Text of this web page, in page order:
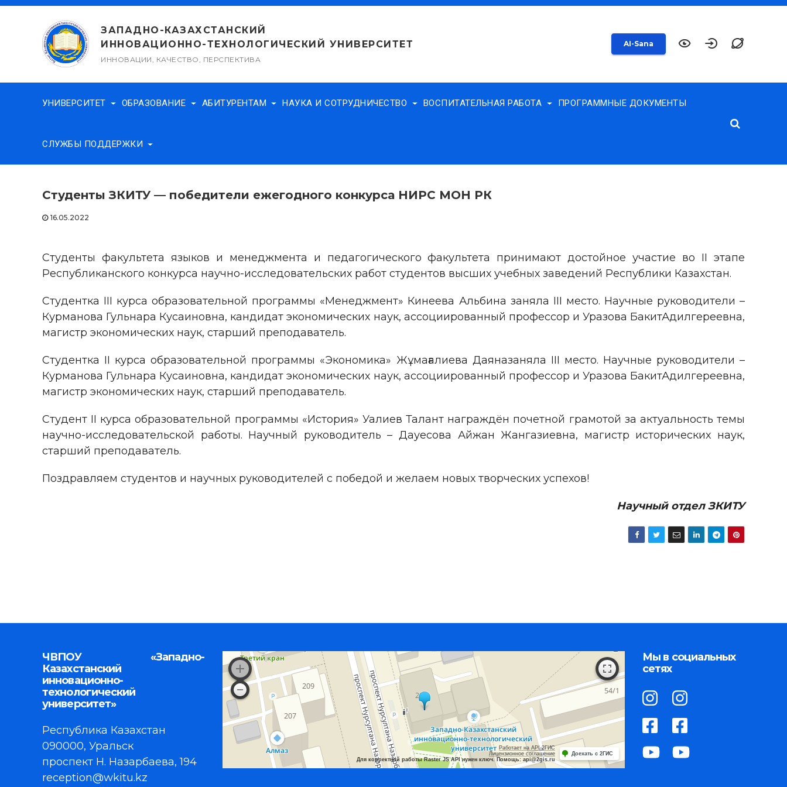
Перейти
содержимому
ЗАПАДНО-КАЗАХСТАНСКИЙ
ИННОВАЦИОННО-ТЕХНОЛОГИЧЕСКИЙ УНИВЕРСИТЕТ
ИННОВАЦИИ, КАЧЕСТВО, ПЕРСПЕКТИВА
AI-Sana
УНИВЕРСИТЕТ ОБРАЗОВАНИЕ АБИТУРЕНТАМ НАУКА И СОТРУДНИЧЕСТВО ВОСПИТАТЕЛЬНАЯ РАБОТА ПРОГРАММНЫЕ ДОКУМЕНТЫ
СЛУЖБЫ ПОДДЕРЖКИ
Студенты ЗКИТУ — победители ежегодного конкурса НИРС МОН РК
16.05.2022
Студенты факультета языков и менеджмента и педагогического факультета принимают достойное участие во II этапе
Республиканского конкурса научно-исследовательских работ студентов высших учебных заведений Республики Казахстан.
Студентка III курса образовательной программы «Менеджмент» Кинеева Альбина заняла III место. Научные руководители –
Курманова Гульнара Кусаиновна, кандидат экономических наук, ассоциированный профессор и Уразова БакитАдилгереевна,
магистр экономических наук, старший преподаватель.
Студентка II курса образовательной программы «Экономика» Жұмағалиева Даяназаняла III место. Научные руководители –
Курманова Гульнара Кусаиновна, кандидат экономических наук, ассоциированный профессор и Уразова БакитАдилгереевна,
магистр экономических наук, старший преподаватель.
Студент II курса образовательной программы «История» Уалиев Талант награждён почетной грамотой за актуальность темы
научно-исследовательской работы. Научный руководитель – Дауесова Айжан Жангазиевна, магистр исторических наук,
старший преподаватель.
Поздравляем студентов и научных руководителей с победой и желаем новых творческих успехов!
Научный отдел ЗКИТУ
ЧВПОУ «Западно-
Казахстанский
инновационно-
технологический
университет»
Республика Казахстан
090000, Уральск
проспект Н. Назарбаева, 194
reception@wkitu.kz
Работает на API 2ГИС
Лицензионное соглашение
Для корректной работы Raster JS API нужен ключ. Помощь: api@2gis.ru
Доехать с 2ГИС
Мы в социальных
сетях